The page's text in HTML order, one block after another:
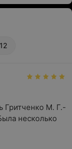
Гритченко М. Г.-
несколько